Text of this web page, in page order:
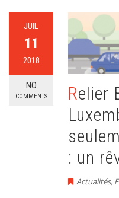
JUIL
11
2018
NO
COMMENTS
Relier Esch et
: un
Actualités,